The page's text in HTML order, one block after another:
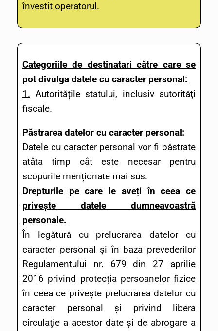
învestit operatorul.
Categoriile de destinatari către care se
pot divulga datele cu caracter personal:
1. Autoritățile statului, inclusiv autorități
fiscale.
Păstrarea datelor cu caracter personal:
Datele cu caracter personal vor fi păstrate
atâta timp cât este necesar pentru
scopurile menționate mai sus.
Drepturile pe care le aveți în ceea ce
privește datele dumneavoastră
personale.
În legătură cu prelucrarea datelor cu
caracter personal și în baza prevederilor
Regulamentului nr. 679 din 27 aprilie
2016 privind protecţia persoanelor fizice
în ceea ce priveşte prelucrarea datelor cu
caracter personal şi privind libera
circulaţie a acestor date şi de abrogare a